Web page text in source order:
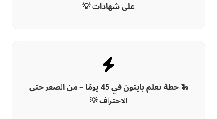
على شهادات 💡
🐍 خطة تعلم بايثون في 45 يومًا – من الصفر حتى
الاحتراف 💡